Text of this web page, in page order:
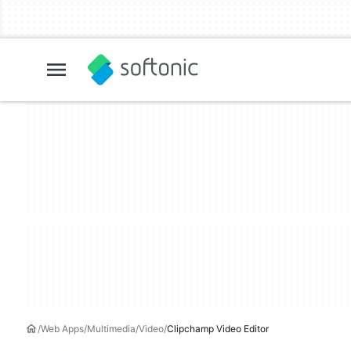
Web Apps Multimedia Video Clipchamp Video Editor